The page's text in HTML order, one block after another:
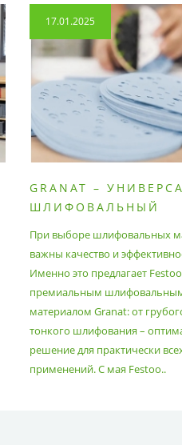
17.01.2025
GRANAT –
ШЛИФОВАЛЬНЫЙ
При выборе шлифовальных
важны качество и
Именно это предлагает
премиальным
материалом Granat: от
тонкого шлифования –
решение для практически
применений. С мая Festoo..